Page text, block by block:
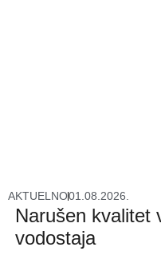
AKTUELNO01.08.2026.
Narušen kvalitet
vodostaja